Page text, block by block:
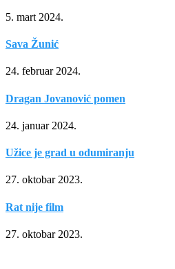
5. mart 2024.
Sava Žunić
24. februar 2024.
Dragan Jovanović pomen
24. januar 2024.
Užice je grad u odumiranju
27. oktobar 2023.
Rat nije film
27. oktobar 2023.